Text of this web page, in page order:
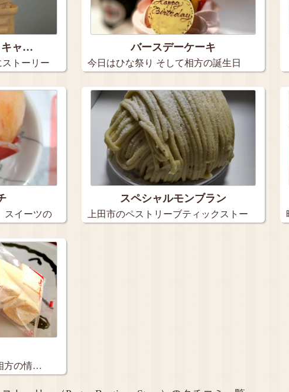
キャ…
ストーリー
バースデーケーキ
今日はひな祭り そして相方の誕生日
スイーツの
スペシャルモンブラン
上田市のペストリーブティックストー
方の情…